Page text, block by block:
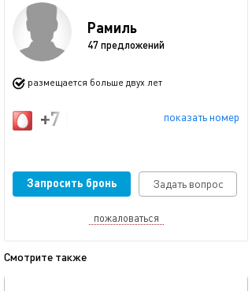
Рамиль
47 предложений
размещается больше двух лет
показать номер
+7 (917) 914-57-73
Запросить бронь Задать вопрос
пожаловаться
Смотрите также